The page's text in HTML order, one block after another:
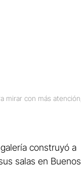
mirar con más atención,
construyó a
salas en Buenos